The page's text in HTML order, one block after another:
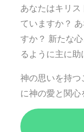
あなたはキリ
ていますか？
すか？ 新たな
るように主に助
神の思いを持つ
に神の愛と関心